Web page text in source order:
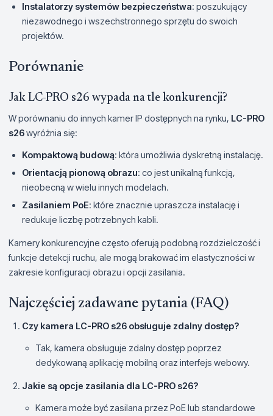
Instalatorzy systemów bezpieczeństwa: poszukujący
niezawodnego i wszechstronnego sprzętu do swoich
projektów.
Porównanie
Jak LC-PRO s26 wypada na tle konkurencji?
W porównaniu do innych kamer IP dostępnych na rynku, LC-PRO
s26wyróżnia się:
Kompaktową budową: która umożliwia dyskretną instalację.
Orientacją pionową obrazu: co jest unikalną funkcją,
nieobecną w wielu innych modelach.
Zasilaniem PoE: które znacznie upraszcza instalację i
redukuje liczbę potrzebnych kabli.
Kamery konkurencyjne często oferują podobną rozdzielczość i
funkcje detekcji ruchu, ale mogą brakować im elastyczności w
zakresie konfiguracji obrazu i opcji zasilania.
Najczęściej zadawane pytania (FAQ)
Czy kamera LC-PRO s26 obsługuje zdalny dostęp?
Tak, kamera obsługuje zdalny dostęp poprzez
dedykowaną aplikację mobilną oraz interfejs webowy.
Jakie są opcje zasilania dla LC-PRO s26?
Kamera może być zasilana przez PoE lub standardowe